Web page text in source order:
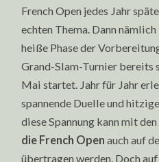
French Open jedes Jahr
echten Thema. Dann
heiße Phase der
Grand-Slam-Turnier
Mai startet. Jahr für Jahr
spannende Duelle und
diese Spannung kann mit den
die French Open auch auf
übertragen werden. Doch